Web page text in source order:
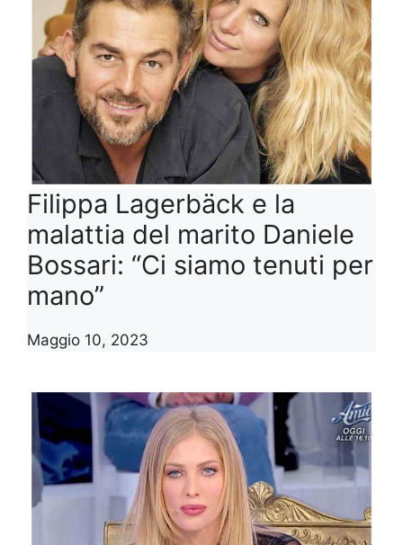
Filippa Lagerbäck e la
malattia del marito Daniele
Bossari: “Ci siamo tenuti per
mano”
Maggio 10, 2023